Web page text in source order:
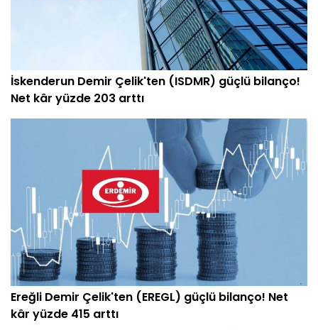
İskenderun Demir Çelik'ten (ISDMR) güçlü bilanço!
Net kâr yüzde 203 arttı
Ereğli Demir Çelik'ten (EREGL) güçlü bilanço! Net
kâr yüzde 415 arttı